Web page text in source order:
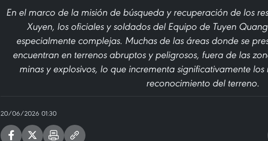
En el marco de la misión de búsqueda y recuperación de los
Xuyen, los oficiales y soldados del Equipo de Tuyen
especialmente complejas. Muchas de las áreas donde se
encuentran en terrenos abruptos y peligrosos, fuera de las
minas y explosivos, lo que incrementa significativamente
reconocimiento del terreno.
20/06/2026 01:30